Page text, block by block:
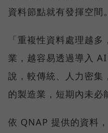
資料節點就有發揮空間。
「重複性資料處理越
業，越容易透過導入
說，較傳統、人力密集
的製造業，短期內未必
依 QNAP 提供的資料